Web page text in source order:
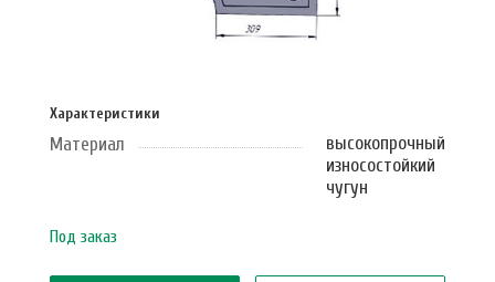
Характеристики
Материал
высокопрочный
износостойкий
чугун
Под заказ